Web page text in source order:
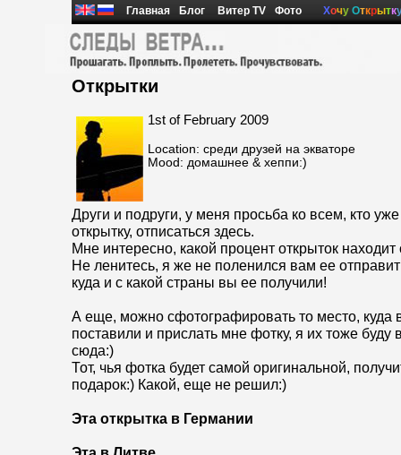
Главная Блог Витер TV Фото Хочу Открытк
Открытки
1st of February 2009
Location: среди друзей на экваторе
Mood: домашнее & хеппи:)
Други и подруги, у меня просьба ко всем, кто
открытку, отписаться здесь.
Мне интересно, какой процент открыток находит
Не ленитесь, я же не поленился вам ее
куда и с какой страны вы ее получили!
А еще, можно сфотографировать то место, куда
поставили и прислать мне фотку, я их тоже буду
сюда:)
Тот, чья фотка будет самой оригинальной,
подарок:) Какой, еще не решил:)
Эта открытка в Германии